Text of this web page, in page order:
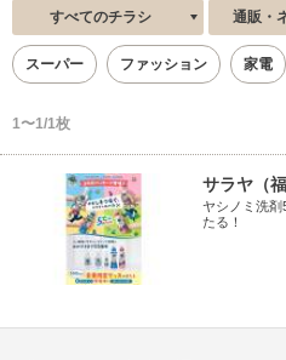
すべてのチラシ 通販・
スーパー ファッション 家電
1〜1/1枚
サラヤ（
ヤシノミ洗剤
たる！